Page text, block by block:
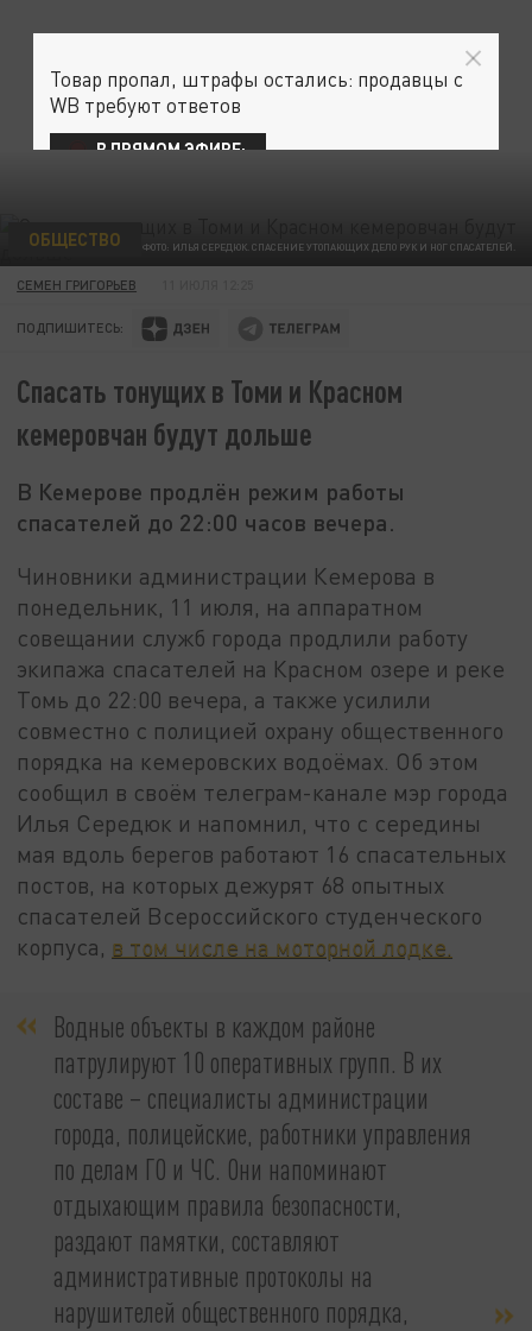
ФОТО: ИЛЬЯ СЕРЕДЮК. СПАСЕНИЕ УТОПАЮЩИХ ДЕЛО РУК И НОГ СПАСАТЕЛЕЙ.
ОБЩЕСТВО
СЕМЕН ГРИГОРЬЕВ
ПОДПИШИТЕСЬ:
Спасать тонущих в Томи и Красном
кемеровчан будут дольше
В Кемерове продлён режим работы
спасателей до 22:00 часов вечера.
Чиновники администрации Кемерова в
понедельник, 11 июля, на аппаратном
совещании служб города продлили работу
экипажа спасателей на Красном озере и реке
Томь до 22:00 вечера, а также усилили
совместно с полицией охрану общественного
порядка на кемеровских водоёмах. Об этом
сообщил в своём телеграм-канале мэр города
Илья Середюк и напомнил, что с середины
мая вдоль берегов работают 16 спасательных
постов, на которых дежурят 68 опытных
спасателей Всероссийского студенческого
корпуса, в том числе на моторной лодке.
Водные объекты в каждом районе
патрулируют 10 оперативных групп. В их
составе – специалисты администрации
города, полицейские, работники управления
по делам ГО и ЧС. Они напоминают
отдыхающим правила безопасности,
раздают памятки, составляют
административные протоколы на
нарушителей общественного порядка,
Товар пропал, штрафы остались: продавцы с
WB требуют ответов
В ПРЯМОМ ЭФИРЕ: